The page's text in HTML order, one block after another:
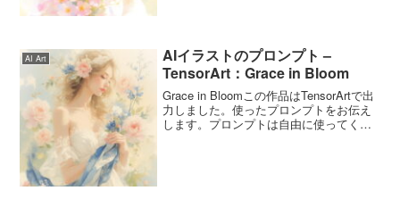
AI Art
AIイラストのプロンプト –
TensorArt：Grace in Bloom
Grace in Bloomこの作品はTensorArtで出
力しました。使ったプロンプトをお伝え
します。プロンプトは自由に使ってくだ